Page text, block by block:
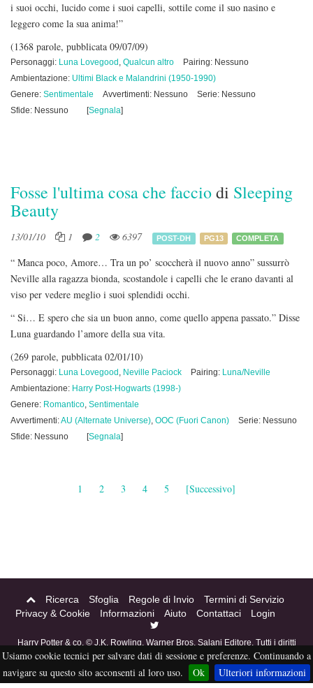
i suoi occhi, lucido come i suoi capelli, sottile come il suo nasino e
leggero come la sua anima!”
(1368 parole, pubblicata 09/07/09)
Personaggi: Luna Lovegood , Qualcun altro
Pairing: Nessuno
Ambientazione: Ultimi Black e Malandrini (1950-1990)
Genere: Sentimentale Avvertimenti: Nessuno
Serie: Nessuno
Sfide: Nessuno
[Segnala]
Fosse l'ultima cosa che facciodi Sleeping
Beauty
13/01/10 1 2 6397 POST-DH PG13 COMPLETA
“ Manca poco, Amore… Tra un po’ scoccherà il nuovo anno” sussurrò
Neville alla ragazza bionda, scostandole i capelli che le erano davanti al
viso per vedere meglio i suoi splendidi occhi.
“ Si… E spero che sia un buon anno, come quello appena passato.” Disse
Luna guardando l’amore della sua vita.
(269 parole, pubblicata 02/01/10)
Personaggi: Luna Lovegood , Neville Paciock Pairing: Luna/Neville
Ambientazione: Harry Post-Hogwarts (1998-)
Genere: Romantico, Sentimentale
Avvertimenti:AU (Alternate Universe), OOC (Fuori Canon)
Serie: Nessuno
Sfide: Nessuno
[Segnala]
1 2 3 4 5 [Successivo]
Ricerca Sfoglia Regole di Invio
Termini di Servizio
Privacy & Cookie
Informazioni Aiuto Contattaci Login
Harry Potter & co. © J.K. Rowling, Warner Bros, Salani Editore. Tutti i diritti
riservati. Acciofanfiction © 2004-2016. Questo sito non è a scopo di lucro,
tutti i materiali in esso contenuti sono stati creati per puro divertimento, e
sono proprietà dei rispettivi autori, non pubblicabili altrove senza esplicito
Usiamo cookie tecnici per salvare dati di sessione e preferenze. Continuando a
navigare su questo sito acconsenti al loro uso.
Ok Ulteriori informazioni